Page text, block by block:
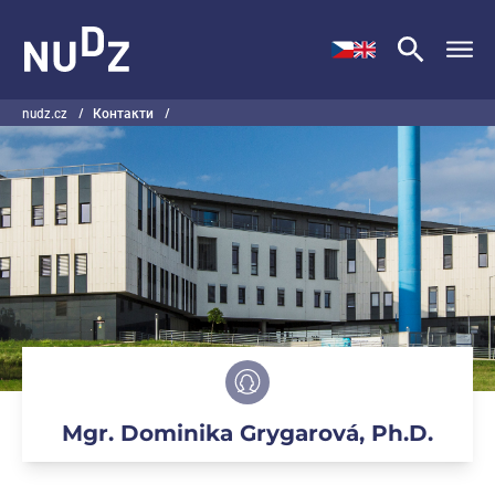
nudz.cz / Контакти /
Mgr. Dominika Grygarová, Ph.D.